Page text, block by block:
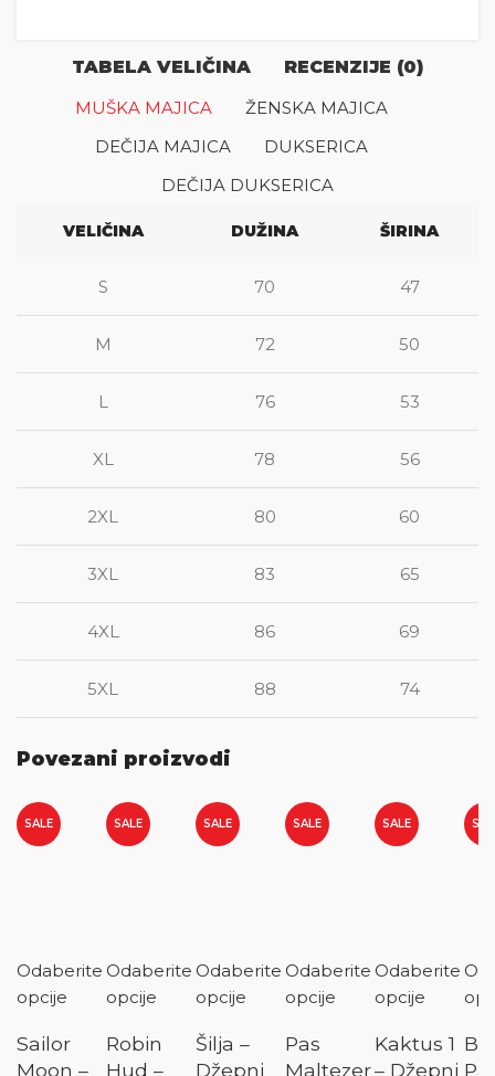
TABELA VELIČINA
RECENZIJE (0)
MUŠKA MAJICA
ŽENSKA MAJICA
DEČIJA MAJICA
DUKSERICA
DEČIJA DUKSERICA
VELIČINA DUŽINA ŠIRINA
S 70 47
M 72 50
L 76 53
XL 78 56
2XL 80 60
3XL 83 65
4XL 86 69
5XL 88 74
Povezani proizvodi
SALE
Odaberite
opcije
Sailor
Moon –
SALE
Odaberite
opcije
Robin
Hud –
SALE
Odaberite
opcije
Šilja –
Džepni
SALE
Odaberite
opcije
Pas
Maltezer
SALE
Odaberite
opcije
Kaktus 1
– Džepni